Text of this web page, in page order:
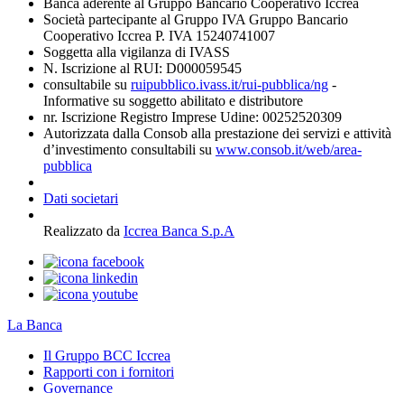
Banca aderente al Gruppo Bancario Cooperativo Iccrea
Società partecipante al Gruppo IVA Gruppo Bancario
Cooperativo Iccrea P. IVA 15240741007
Soggetta alla vigilanza di IVASS
N. Iscrizione al RUI: D000059545
consultabile su ruipubblico.ivass.it/rui-pubblica/ng -
Informative su soggetto abilitato e distributore
nr. Iscrizione Registro Imprese Udine: 00252520309
Autorizzata dalla Consob alla prestazione dei servizi e attività
d’investimento consultabili su www.consob.it/web/area-
pubblica
Dati societari
Realizzato da Iccrea Banca S.p.A
La Banca
Il Gruppo BCC Iccrea
Rapporti con i fornitori
Governance